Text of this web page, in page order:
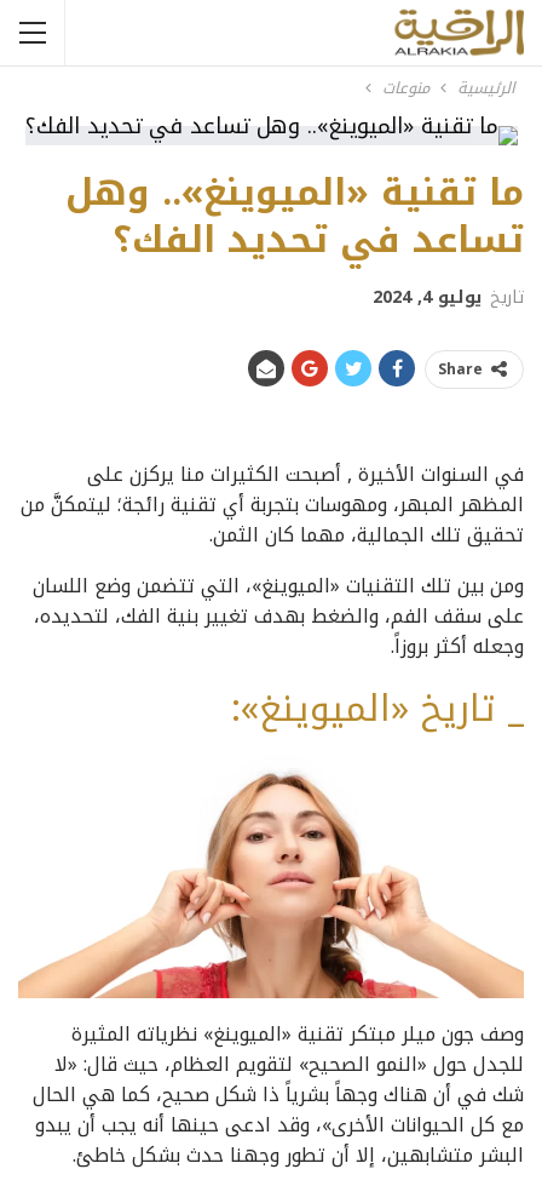
الرئيسية منوعات
ما تقنية «الميوينغ».. وهل
تساعد في تحديد الفك؟
تاريخ يوليو 4, 2024
Share
في السنوات الأخيرة , أصبحت الكثيرات منا يركزن على
المظهر المبهر، ومهوسات بتجربة أي تقنية رائجة؛ ليتمكنَّ من
تحقيق تلك الجمالية، مهما كان الثمن.
ومن بين تلك التقنيات «الميوينغ»، التي تتضمن وضع اللسان
على سقف الفم، والضغط بهدف تغيير بنية الفك، لتحديده،
وجعله أكثر بروزاً.
_ تاريخ «الميوينغ»:
وصف جون ميلر مبتكر تقنية «الميوينغ» نظرياته المثيرة
للجدل حول «النمو الصحيح» لتقويم العظام، حيث قال: «لا
شك في أن هناك وجهاً بشرياً ذا شكل صحيح، كما هي الحال
مع كل الحيوانات الأخرى»، وقد ادعى حينها أنه يجب أن يبدو
البشر متشابهين، إلا أن تطور وجهنا حدث بشكل خاطئ.